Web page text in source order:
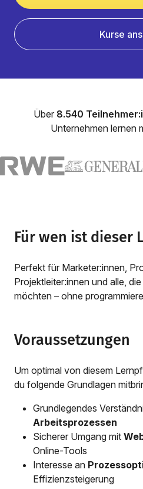
Kurse
Über 8.540
Unternehmen lernen
Für wen ist dieser
Perfekt für Marketer:innen,
Projektleiter:innen und alle,
möchten – ohne
Voraussetzungen
Um optimal von diesem
du folgende Grundlagen
Grundlegendes
Arbeitsprozessen
Sicherer Umgang mit
Online-Tools
Interesse an
Effizienzsteigerung